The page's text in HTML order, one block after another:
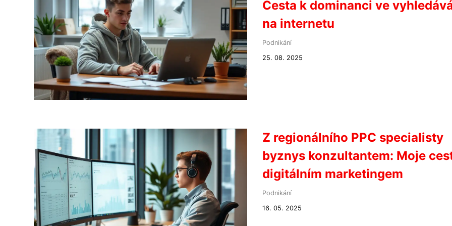
Cesta k dominanci ve
na internetu
Podnikání
25. 08. 2025
Z regionálního PPC specialisty
byznys konzultantem: Moje
digitálním marketingem
Podnikání
16. 05. 2025